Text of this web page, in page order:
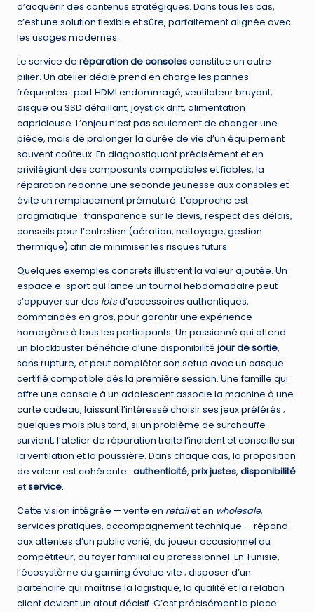
d’acquérir des contenus stratégiques. Dans tous les cas,
c’est une solution flexible et sûre, parfaitement alignée avec
les usages modernes.
Le service de réparation de consolesconstitue un autre
pilier. Un atelier dédié prend en charge les pannes
fréquentes : port HDMI endommagé, ventilateur bruyant,
disque ou SSD défaillant, joystick drift, alimentation
capricieuse. L’enjeu n’est pas seulement de changer une
pièce, mais de prolonger la durée de vie d’un équipement
souvent coûteux. En diagnostiquant précisément et en
privilégiant des composants compatibles et fiables, la
réparation redonne une seconde jeunesse aux consoles et
évite un remplacement prématuré. L’approche est
pragmatique : transparence sur le devis, respect des délais,
conseils pour l’entretien (aération, nettoyage, gestion
thermique) afin de minimiser les risques futurs.
Quelques exemples concrets illustrent la valeur ajoutée. Un
espace e-sport qui lance un tournoi hebdomadaire peut
s’appuyer sur des lotsd’accessoires authentiques,
commandés en gros, pour garantir une expérience
homogène à tous les participants. Un passionné qui attend
un blockbuster bénéficie d’une disponibilité jour de sortie,
sans rupture, et peut compléter son setup avec un casque
certifié compatible dès la première session. Une famille qui
offre une console à un adolescent associe la machine à une
carte cadeau, laissant l’intéressé choisir ses jeux préférés ;
quelques mois plus tard, si un problème de surchauffe
survient, l’atelier de réparation traite l’incident et conseille sur
la ventilation et la poussière. Dans chaque cas, la proposition
de valeur est cohérente : authenticité, prix justes, disponibilité
etservice.
Cette vision intégrée — vente en retailet en wholesale,
services pratiques, accompagnement technique — répond
aux attentes d’un public varié, du joueur occasionnel au
compétiteur, du foyer familial au professionnel. En Tunisie,
l’écosystème du gaming évolue vite ; disposer d’un
partenaire qui maîtrise la logistique, la qualité et la relation
client devient un atout décisif. C’est précisément la place